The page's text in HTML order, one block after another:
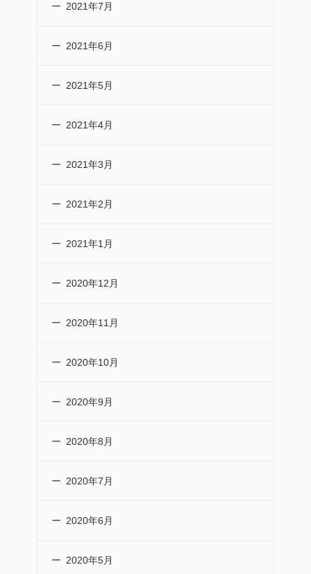
2021年7月
2021年6月
2021年5月
2021年4月
2021年3月
2021年2月
2021年1月
2020年12月
2020年11月
2020年10月
2020年9月
2020年8月
2020年7月
2020年6月
2020年5月